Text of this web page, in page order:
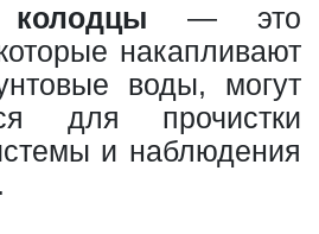
— это
накапливают
воды, могут
для прочистки
и наблюдения